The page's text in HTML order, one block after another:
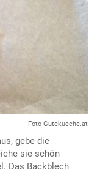
Foto Gutekueche.at
gebe die
sie schön
Das Backblech